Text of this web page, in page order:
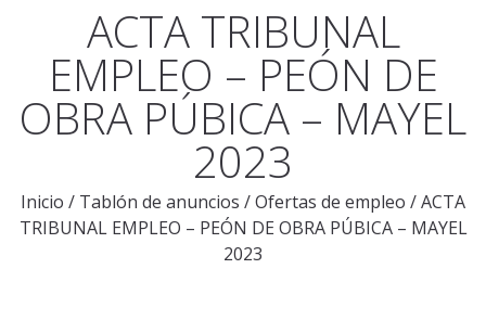
ACTA TRIBUNAL
EMPLEO – PEÓN DE
OBRA PÚBICA – MAYEL
2023
Inicio / Tablón de anuncios /Ofertas de empleo /ACTA
TRIBUNAL EMPLEO – PEÓN DE OBRA PÚBICA – MAYEL
2023